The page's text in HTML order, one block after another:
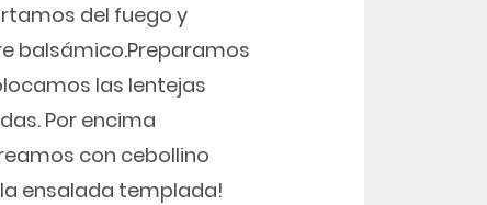
del fuego y
balsámico.Preparamos
las lentejas
Por encima
con cebollino
ensalada templada!